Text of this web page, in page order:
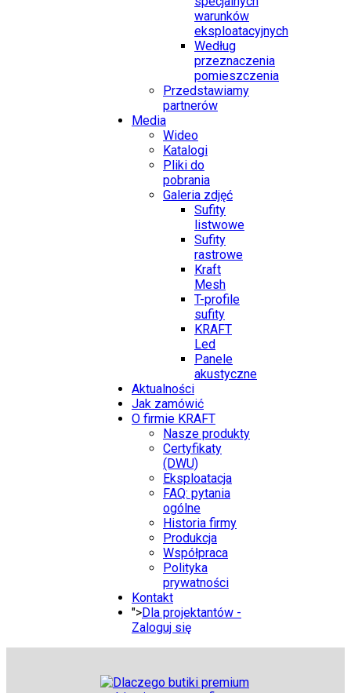
warunków
eksploatacyjnych
Według
przeznaczenia
pomieszczenia
Przedstawiamy
partnerów
Media
Wideo
Katalogi
Pliki do
pobrania
Galeria zdjęć
Sufity
listwowe
Sufity
rastrowe
Kraft
Mesh
T-profile
sufity
KRAFT
Led
Panele
akustyczne
Aktualności
Jak zamówić
O firmie KRAFT
Nasze produkty
Certyfikaty
(DWU)
Eksploatacja
FAQ: pytania
ogólne
Historia firmy
Produkcja
Współpraca
Polityka
prywatności
Kontakt
">Dla projektantów -
Zaloguj się